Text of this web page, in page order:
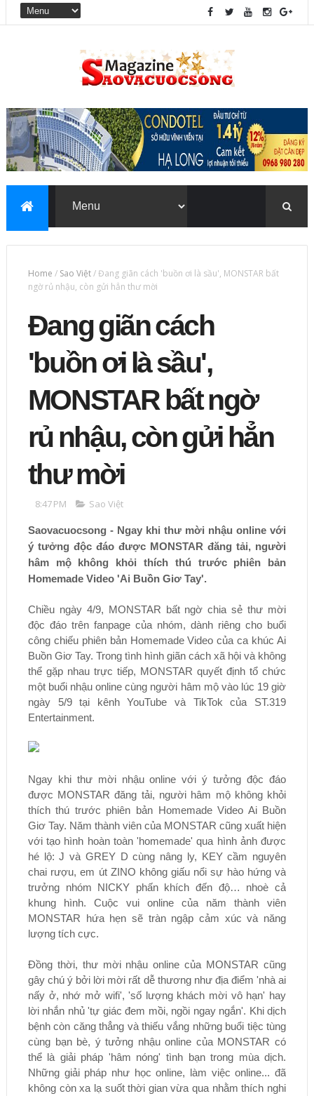
Home / Sao Việt/Đang giãn cách 'buồn ơi là sầu', MONSTAR bất
ngờ rủ nhậu, còn gửi hẳn thư mời
Đang giãn cách
'buồn ơi là sầu',
MONSTAR bất ngờ
rủ nhậu, còn gửi hẳn
thư mời
8:47 PM Sao Việt
Saovacuocsong - Ngay khi thư mời nhậu online với
ý tưởng độc đáo được MONSTAR đăng tải, người
hâm mộ không khỏi thích thú trước phiên bản
Homemade Video 'Ai Buồn Giơ Tay'.
Chiều ngày 4/9, MONSTAR bất ngờ chia sẻ thư mời
độc đáo trên fanpage của nhóm, dành riêng cho buổi
công chiếu phiên bản Homemade Video của ca khúc Ai
Buồn Giơ Tay. Trong tình hình giãn cách xã hội và không
thể gặp nhau trực tiếp, MONSTAR quyết định tổ chức
một buổi nhậu online cùng người hâm mộ vào lúc 19 giờ
ngày 5/9 tại kênh YouTube và TikTok của ST.319
Entertainment.
Ngay khi thư mời nhậu online với ý tưởng độc đáo
được MONSTAR đăng tải, người hâm mộ không khỏi
thích thú trước phiên bản Homemade Video Ai Buồn
Giơ Tay. Năm thành viên của MONSTAR cũng xuất hiện
với tạo hình hoàn toàn 'homemade' qua hình ảnh được
hé lộ: J và GREY D cùng nâng ly, KEY cầm nguyên
chai rượu, em út ZINO không giấu nổi sự hào hứng và
trưởng nhóm NICKY phấn khích đến độ… nhoè cả
khung hình. Cuộc vui online của năm thành viên
MONSTAR hứa hẹn sẽ tràn ngập cảm xúc và năng
lượng tích cực.
Đồng thời, thư mời nhậu online của MONSTAR cũng
gây chú ý bởi lời mời rất dễ thương như địa điểm 'nhà ai
nấy ở, nhớ mở wifi', 'số lượng khách mời vô hạn' hay
lời nhắn nhủ 'tự giác đem mồi, ngồi ngay ngắn'. Khi dịch
bệnh còn căng thẳng và thiếu vắng những buổi tiệc tùng
cùng bạn bè, ý tưởng nhậu online của MONSTAR có
thể là giải pháp 'hâm nóng' tình bạn trong mùa dịch.
Những giải pháp như học online, làm việc online... đã
không còn xa lạ suốt thời gian vừa qua nhằm thích nghi